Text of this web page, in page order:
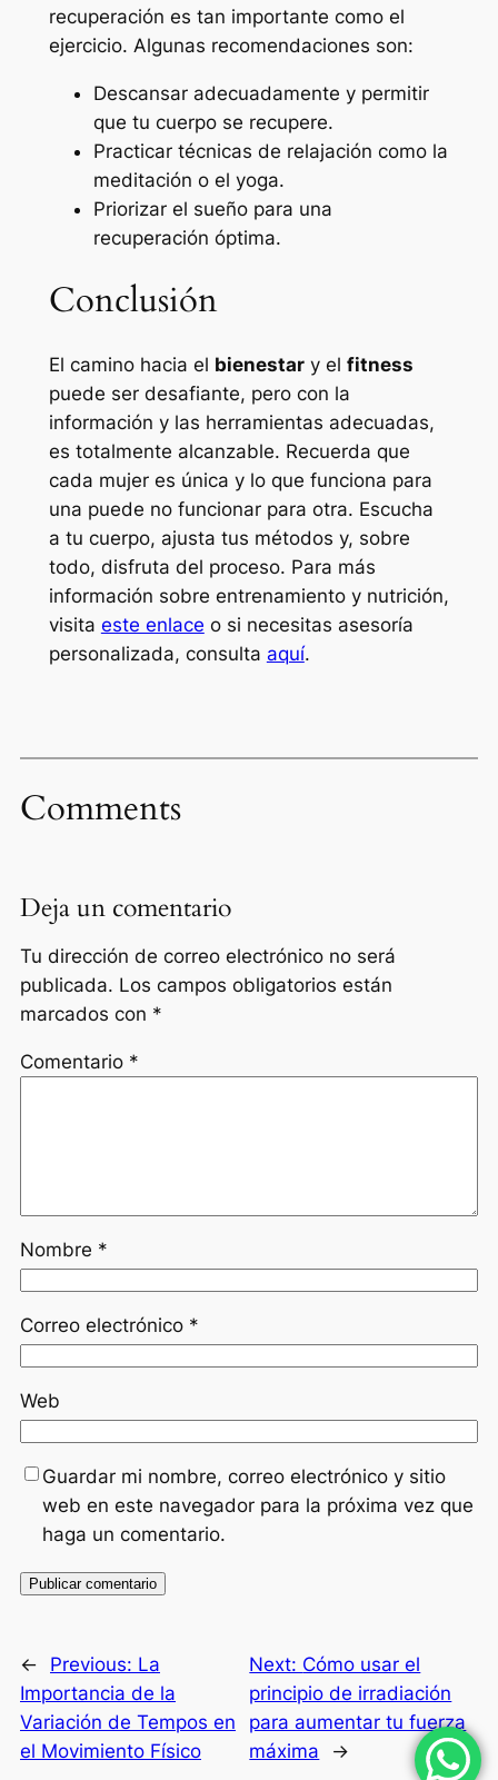
recuperación es tan importante como el
ejercicio. Algunas recomendaciones son:
Descansar adecuadamente y permitir
que tu cuerpo se recupere.
Practicar técnicas de relajación como la
meditación o el yoga.
Priorizar el sueño para una
recuperación óptima.
Conclusión
El camino hacia el bienestary el fitness
puede ser desafiante, pero con la
información y las herramientas adecuadas,
es totalmente alcanzable. Recuerda que
cada mujer es única y lo que funciona para
una puede no funcionar para otra. Escucha
a tu cuerpo, ajusta tus métodos y, sobre
todo, disfruta del proceso. Para más
información sobre entrenamiento y nutrición,
visita este enlace o si necesitas asesoría
personalizada, consulta aquí.
Comments
Deja un comentario
Tu dirección de correo electrónico no será
publicada. Los campos obligatorios están
marcados con *
Comentario *
Nombre *
Correo electrónico *
Web
Guardar mi nombre, correo electrónico y sitio
web en este navegador para la próxima vez que
haga un comentario.
← Previous: La
Importancia de la
Variación de Tempos en
el Movimiento Físico
Next: Cómo usar el
principio de irradiación
para aumentar tu fuerza
máxima
→